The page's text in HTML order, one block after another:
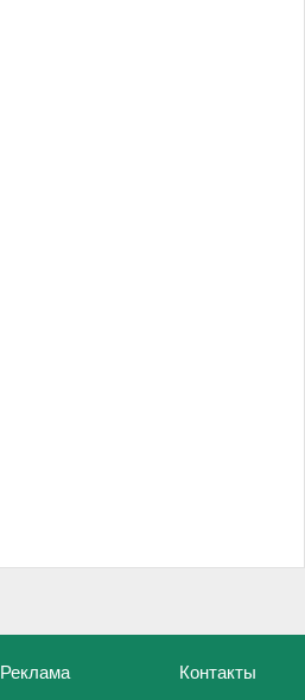
Реклама Контакты